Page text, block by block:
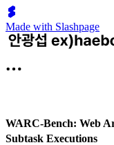
Made with Slashpage
WARC-Bench: Web
Subtask Executions